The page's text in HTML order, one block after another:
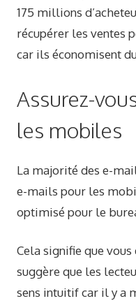
175 millions
récupérer les ventes
car ils économisent
Assurez-
les mobiles
La majorité des e-
e-mails pour les
optimisé pour le
Cela signifie que
suggère que les
sens intuitif car il y a